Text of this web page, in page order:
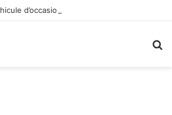
d’occasion en plein essor